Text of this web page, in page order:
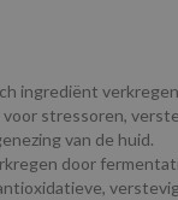
ingrediënt
voor stressoren,
van de huid.
door